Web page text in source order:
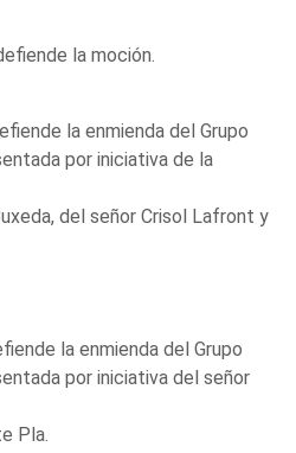
la moción.
la enmienda del Grupo
por iniciativa de la
del señor Crisol Lafront y
la enmienda del Grupo
por iniciativa del señor
Pla.